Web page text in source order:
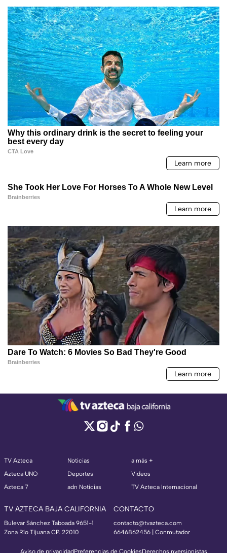
TV Azteca
Azteca UNO
Azteca 7
Noticias
Deportes
adn Noticias
a más +
Videos
TV Azteca Internacional
TV AZTECA BAJA CALIFORNIA
Bulevar Sánchez Taboada 9651-1
Zona Río Tijuana CP. 22010
CONTACTO
contacto@tvazteca.com
6646862456 | Conmutador
Aviso de privacidadPreferencias de CookiesDerechosInversionistas